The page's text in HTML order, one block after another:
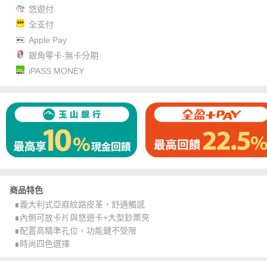
悠遊付
全支付
Apple Pay
銀角零卡-無卡分期
iPASS MONEY
商品特色
∎義大利式亞麻紋路皮革，舒適觸感
∎內側可放卡片與悠遊卡+大型鈔票夾
∎配置高精準孔位，功能鍵不受限
∎時尚四色選擇